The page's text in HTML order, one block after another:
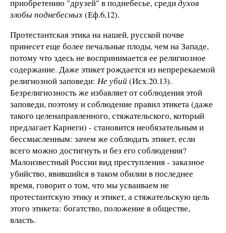
приобретению "друзей" в поднебесье, средидухов
злобы поднебесных(Еф.6,12).
Протестантская этика на нашей, русской почве
принесет еще более печальные плоды, чем на Западе,
потому что здесь не воспринимается ее религиозное
содержание. Даже этикет рождается из непререкаемой
религиозной заповеди: Не убий(Исх.20.13).
Безрелигиозность же избавляет от соблюдения этой
заповеди, поэтому и соблюдение правил этикета (даже
такого целенаправленного, стяжательского, который
предлагает Карнеги) - становится необязательным и
бессмысленным: зачем же соблюдать этикет, если
всего можно достигнуть и без его соблюдения?
Малоизвестный России вид преступления - заказное
убийство, явившийся в таком обилии в последнее
время, говорит о том, что мы усваиваем не
протестантскую этику и этикет, а стяжательскую цель
этого этикета: богатство, положение в обществе,
власть.